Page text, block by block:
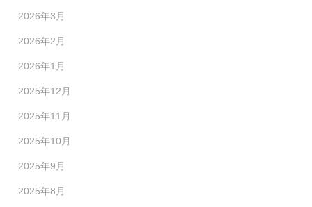
2026年3月
2026年2月
2026年1月
2025年12月
2025年11月
2025年10月
2025年9月
2025年8月